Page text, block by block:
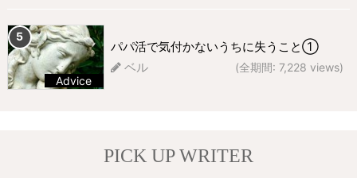
Advice
パパ活で気付かないうちに失うこと①
ベル
(全期間: 7,228 views)
PICK UP WRITER